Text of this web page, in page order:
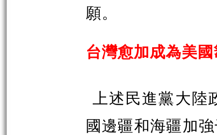
願。
台灣愈加成為美
上述民進黨大陸
國邊疆和海疆加